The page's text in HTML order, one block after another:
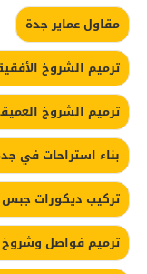
مقاول عماير جدة
ترميم الشروخ
ترميم الشروخ
بناء استراحات في
تركيب ديكورات
ترميم فواصل وشروخ